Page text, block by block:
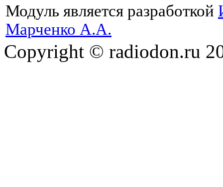
Модуль является разработкой
Марченко А.А.
Copyright © radiodon.ru